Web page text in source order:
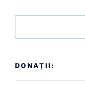
DONAȚII: